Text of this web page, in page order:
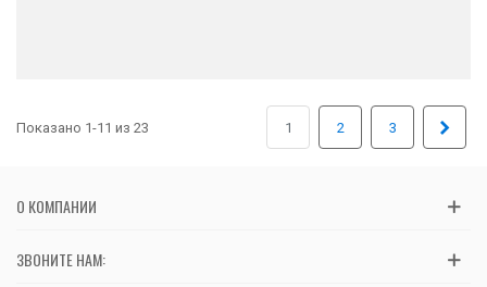
Показано 1-11 из 23 1 2 3
О КОМПАНИИ
ЗВОНИТЕ НАМ: